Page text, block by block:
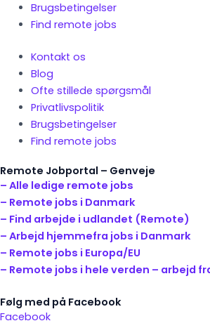
Brugsbetingelser
Find remote jobs
Kontakt os
Blog
Ofte stillede spørgsmål
Privatlivspolitik
Brugsbetingelser
Find remote jobs
Remote Jobportal – Genveje
– Alle ledige remote jobs
– Remote jobs i Danmark
– Find arbejde i udlandet (Remote)
– Arbejd hjemmefra jobs i Danmark
– Remote jobs i Europa/EU
– Remote jobs i hele verden – arbejd
Følg med på Facebook
Facebook